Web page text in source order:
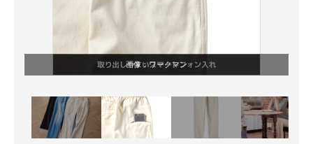
建設×テクノロジーの最前線
ちょっと気になるネットの話題
画像：ワークマン